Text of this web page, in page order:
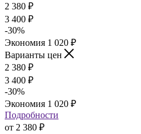
2 380 ₽
3 400 ₽
-30%
Экономия 1 020 ₽
Варианты цен
2 380 ₽
3 400 ₽
-30%
Экономия 1 020 ₽
Подробности
от 2 380 ₽